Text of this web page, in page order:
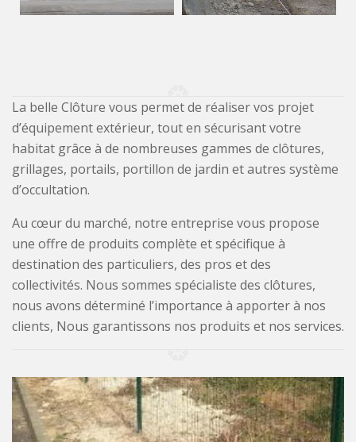
La belle Clôture vous permet de réaliser vos projet
d’équipement extérieur, tout en sécurisant votre
habitat grâce à de nombreuses gammes de clôtures,
grillages, portails, portillon de jardin et autres système
d’occultation.
Au cœur du marché, notre entreprise vous propose
une offre de produits complète et spécifique à
destination des particuliers, des pros et des
collectivités. Nous sommes spécialiste des clôtures,
nous avons déterminé l’importance à apporter à nos
clients, Nous garantissons nos produits et nos services.